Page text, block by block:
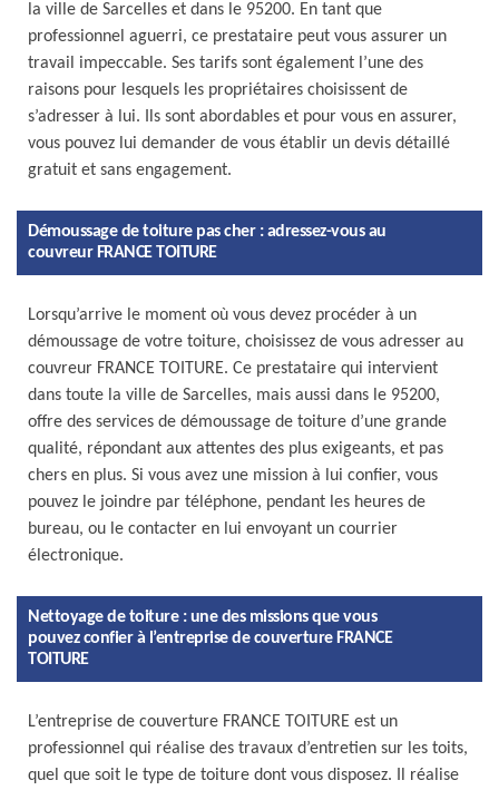
la ville de Sarcelles et dans le 95200. En tant que
professionnel aguerri, ce prestataire peut vous assurer un
travail impeccable. Ses tarifs sont également l’une des
raisons pour lesquels les propriétaires choisissent de
s’adresser à lui. Ils sont abordables et pour vous en assurer,
vous pouvez lui demander de vous établir un devis détaillé
gratuit et sans engagement.
Démoussage de toiture pas cher : adressez-vous au
couvreur FRANCE TOITURE
Lorsqu’arrive le moment où vous devez procéder à un
démoussage de votre toiture, choisissez de vous adresser au
couvreur FRANCE TOITURE. Ce prestataire qui intervient
dans toute la ville de Sarcelles, mais aussi dans le 95200,
offre des services de démoussage de toiture d’une grande
qualité, répondant aux attentes des plus exigeants, et pas
chers en plus. Si vous avez une mission à lui confier, vous
pouvez le joindre par téléphone, pendant les heures de
bureau, ou le contacter en lui envoyant un courrier
électronique.
Nettoyage de toiture : une des missions que vous
pouvez confier à l’entreprise de couverture FRANCE
TOITURE
L’entreprise de couverture FRANCE TOITURE est un
professionnel qui réalise des travaux d’entretien sur les toits,
quel que soit le type de toiture dont vous disposez. Il réalise